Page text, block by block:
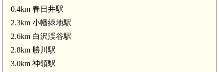
0.4km 春日井駅
2.3km 小幡緑地駅
2.6km 白沢渓谷駅
2.8km 勝川駅
3.0km 神領駅